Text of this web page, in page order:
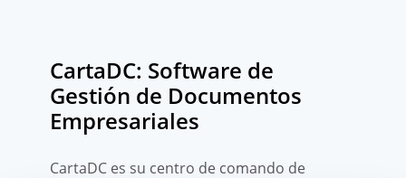
CartaDC: Software de
Gestión de Documentos
Empresariales
CartaDC es su centro de comando de